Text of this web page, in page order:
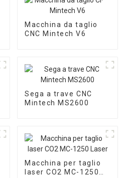
Macchina da taglio
CNC Mintech V6
Sega a trave CNC
Mintech MS2600
Macchina per taglio
laser CO2 MC-1250